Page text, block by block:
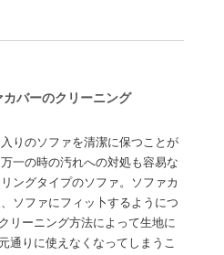
カバーのクリーニング
りのソファを清潔に保つことが
一の時の汚れへの対処も容易な
ングタイプのソファ。ソファカ
ソファにフィッ卜するようにつ
リーニング方法によって生地に
通りに使えなくなってしまうこ